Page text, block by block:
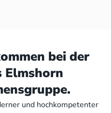
bei der
Elmshorn
und hochkompetenter